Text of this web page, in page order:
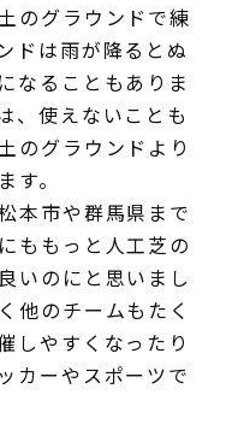
のグラウンドで練
ドは雨が降るとぬ
なることもありま
、使えないことも
のグラウンドより
。
本市や群馬県まで
ももっと人工芝の
いのにと思いまし
他のチームもたく
しやすくなったり
カーやスポーツで